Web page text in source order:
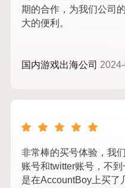
期的合作，为我们公司
大的便利。
国内游戏出海公司
非常棒的买号体验，我
账号和twitter账号，不
是在AccountBoy上买了